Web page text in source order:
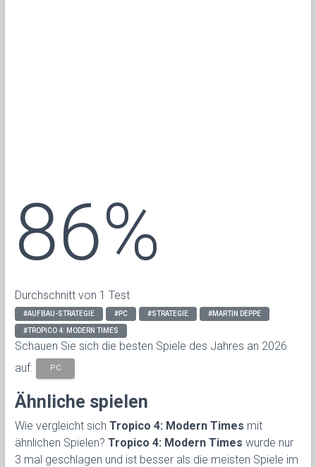
86%
Durchschnitt von 1 Test
#AUFBAU-STRATEGIE #PC #STRATEGIE #MARTIN DEPPE
#TROPICO 4: MODERN TIMES
Schauen Sie sich die besten Spiele des Jahres an 2026
auf:
PC
Ähnliche spielen
Wie vergleicht sich Tropico 4: Modern Times mit
ähnlichen Spielen? Tropico 4: Modern Times wurde nur
3 mal geschlagen und ist besser als die meisten Spiele im